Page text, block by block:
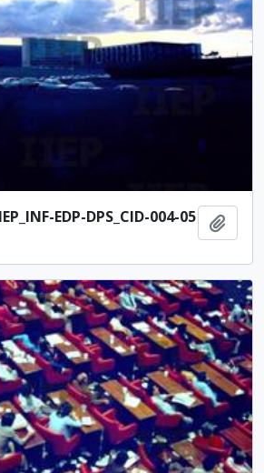
EDP-DPS_CID-004-05